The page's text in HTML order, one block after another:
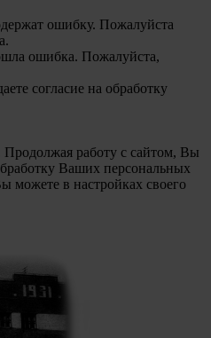
ошибку. Пожалуйста
ошибка. Пожалуйста,
согласие на обработку
Продолжая работу с сайтом, Вы
Ваших персональных
можете в настройках своего